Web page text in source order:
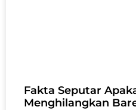
Fakta Seputar
Menghilangkan